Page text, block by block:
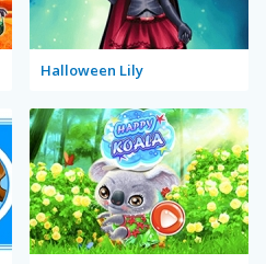
Halloween Lily